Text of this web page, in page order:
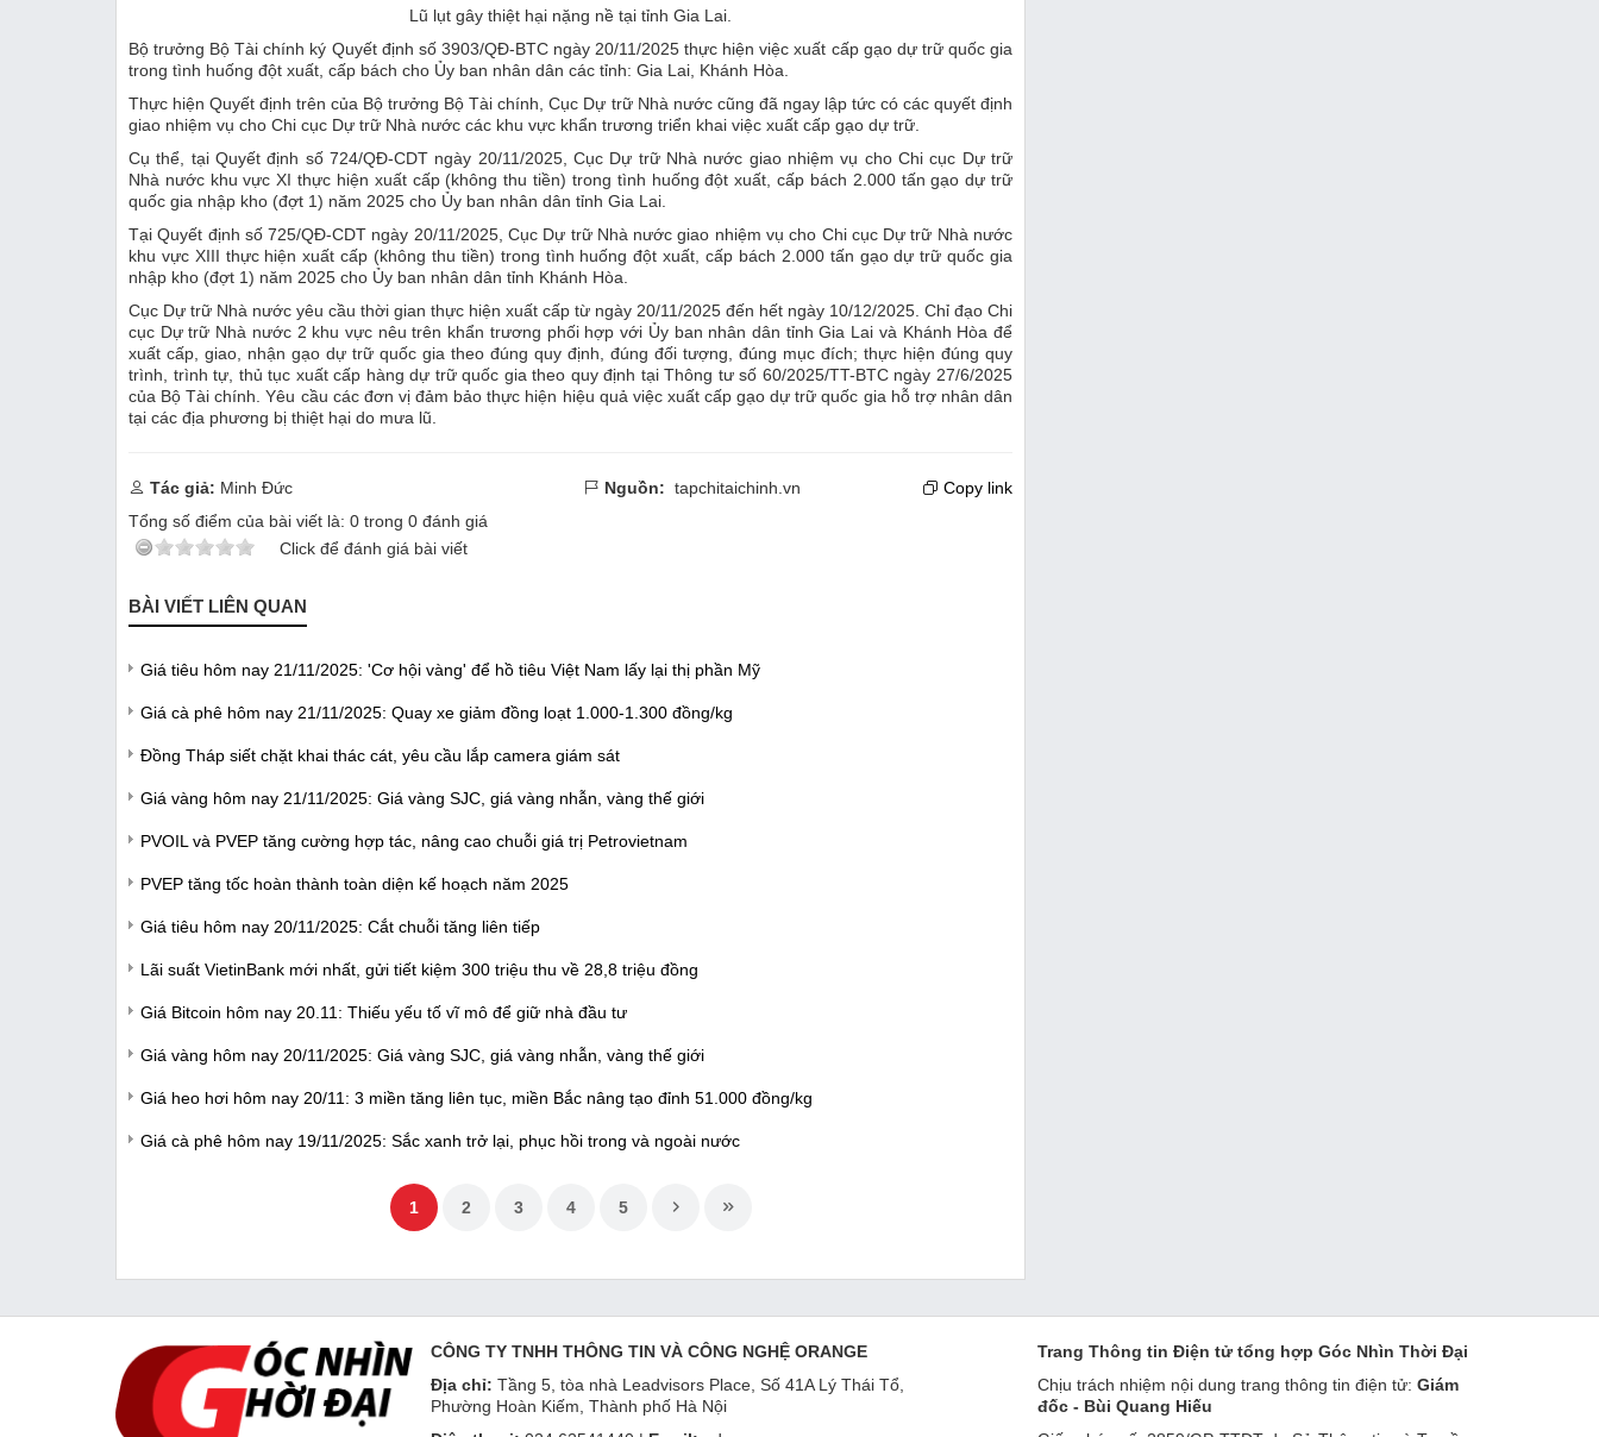
Lũ lụt gây thiệt hại nặng nề tại tỉnh Gia Lai.
Bộ trưởng Bộ Tài chính ký Quyết định số 3903/QĐ-BTC ngày 20/11/2025 thực hiện việc xuất cấp gạo dự trữ quốc gia
trong tình huống đột xuất, cấp bách cho Ủy ban nhân dân các tỉnh: Gia Lai, Khánh Hòa.
Thực hiện Quyết định trên của Bộ trưởng Bộ Tài chính, Cục Dự trữ Nhà nước cũng đã ngay lập tức có các quyết định
giao nhiệm vụ cho Chi cục Dự trữ Nhà nước các khu vực khẩn trương triển khai việc xuất cấp gạo dự trữ.
Cụ thể, tại Quyết định số 724/QĐ-CDT ngày 20/11/2025, Cục Dự trữ Nhà nước giao nhiệm vụ cho Chi cục Dự trữ
Nhà nước khu vực XI thực hiện xuất cấp (không thu tiền) trong tình huống đột xuất, cấp bách 2.000 tấn gạo dự trữ
quốc gia nhập kho (đợt 1) năm 2025 cho Ủy ban nhân dân tỉnh Gia Lai.
Tại Quyết định số 725/QĐ-CDT ngày 20/11/2025, Cục Dự trữ Nhà nước giao nhiệm vụ cho Chi cục Dự trữ Nhà nước
khu vực XIII thực hiện xuất cấp (không thu tiền) trong tình huống đột xuất, cấp bách 2.000 tấn gạo dự trữ quốc gia
nhập kho (đợt 1) năm 2025 cho Ủy ban nhân dân tỉnh Khánh Hòa.
Cục Dự trữ Nhà nước yêu cầu thời gian thực hiện xuất cấp từ ngày 20/11/2025 đến hết ngày 10/12/2025. Chỉ đạo Chi
cục Dự trữ Nhà nước 2 khu vực nêu trên khẩn trương phối hợp với Ủy ban nhân dân tỉnh Gia Lai và Khánh Hòa để
xuất cấp, giao, nhận gạo dự trữ quốc gia theo đúng quy định, đúng đối tượng, đúng mục đích; thực hiện đúng quy
trình, trình tự, thủ tục xuất cấp hàng dự trữ quốc gia theo quy định tại Thông tư số 60/2025/TT-BTC ngày 27/6/2025
của Bộ Tài chính. Yêu cầu các đơn vị đảm bảo thực hiện hiệu quả việc xuất cấp gạo dự trữ quốc gia hỗ trợ nhân dân
tại các địa phương bị thiệt hại do mưa lũ.
Tác giả: Minh Đức Nguồn: tapchitaichinh.vn
Copy link
Tổng số điểm của bài viết là: 0 trong 0 đánh giá
Click để đánh giá bài viết
BÀI VIẾT LIÊN QUAN
Giá tiêu hôm nay 21/11/2025: 'Cơ hội vàng' để hồ tiêu Việt Nam lấy lại thị phần Mỹ
Giá cà phê hôm nay 21/11/2025: Quay xe giảm đồng loạt 1.000-1.300 đồng/kg
Đồng Tháp siết chặt khai thác cát, yêu cầu lắp camera giám sát
Giá vàng hôm nay 21/11/2025: Giá vàng SJC, giá vàng nhẫn, vàng thế giới
PVOIL và PVEP tăng cường hợp tác, nâng cao chuỗi giá trị Petrovietnam
PVEP tăng tốc hoàn thành toàn diện kế hoạch năm 2025
Giá tiêu hôm nay 20/11/2025: Cắt chuỗi tăng liên tiếp
Lãi suất VietinBank mới nhất, gửi tiết kiệm 300 triệu thu về 28,8 triệu đồng
Giá Bitcoin hôm nay 20.11: Thiếu yếu tố vĩ mô để giữ nhà đầu tư
Giá vàng hôm nay 20/11/2025: Giá vàng SJC, giá vàng nhẫn, vàng thế giới
Giá heo hơi hôm nay 20/11: 3 miền tăng liên tục, miền Bắc nâng tạo đỉnh 51.000 đồng/kg
Giá cà phê hôm nay 19/11/2025: Sắc xanh trở lại, phục hồi trong và ngoài nước
1 2 3 4 5
CÔNG TY TNHH THÔNG TIN VÀ CÔNG NGHỆ ORANGE
Địa chỉ: Tầng 5, tòa nhà Leadvisors Place, Số 41A Lý Thái Tổ,
Phường Hoàn Kiếm, Thành phố Hà Nội
Trang Thông tin Điện tử tổng hợp Góc Nhìn Thời Đại
Chịu trách nhiệm nội dung trang thông tin điện tử: Giám
đốc - Bùi Quang Hiếu